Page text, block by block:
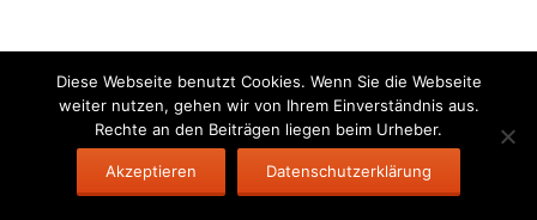
Diese Webseite benutzt Cookies. Wenn Sie die Webseite
weiter nutzen, gehen wir von Ihrem Einverständnis aus.
Rechte an den Beiträgen liegen beim Urheber.
Akzeptieren Datenschutzerklärung